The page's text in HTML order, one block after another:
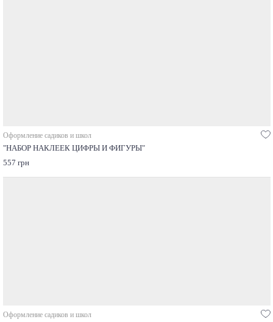
Оформление садиков и школ
"НАБОР НАКЛЕЕК ЦИФРЫ И ФИГУРЫ"
557 грн
Оформление садиков и школ